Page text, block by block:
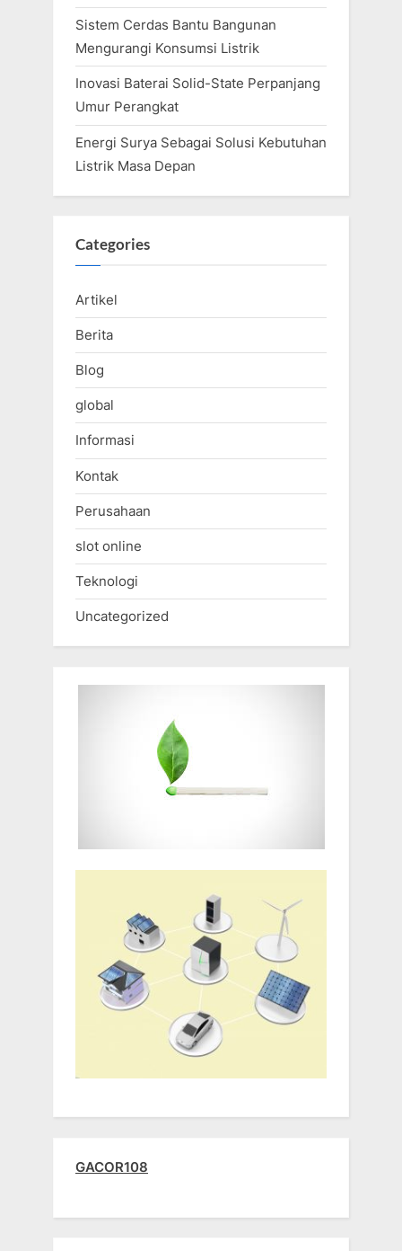
Sistem Cerdas Bantu Bangunan
Mengurangi Konsumsi Listrik
Inovasi Baterai Solid-State Perpanjang
Umur Perangkat
Energi Surya Sebagai Solusi Kebutuhan
Listrik Masa Depan
Categories
Artikel
Berita
Blog
global
Informasi
Kontak
Perusahaan
slot online
Teknologi
Uncategorized
GACOR108